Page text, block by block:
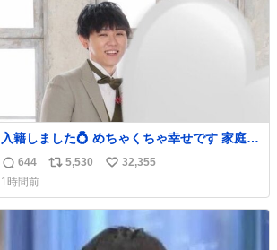
入籍しました💍 めちゃくちゃ幸せです 家庭を
守るためにも頑張ります！
返
信
数
644
リ
ス
5,530
い
ね
数
32,355
1時間前